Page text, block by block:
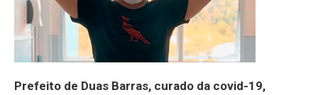
Prefeito de Duas Barras, curado da covid-19,